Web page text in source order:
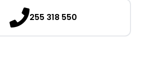
255 318 550